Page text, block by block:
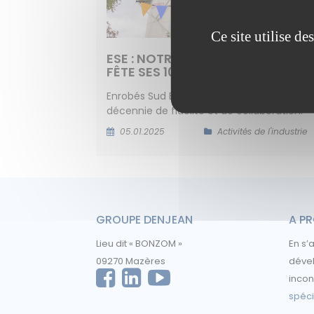
ESE : NOTRE ACTIVITÉ D’ENROBÉS
FÊTE SES 10 ANS !
Enrobés Sud Environnement (ESE) : une
décennie de fidélité et de collaboration.
05.01.2025 Activités de l'industrie
GROUPE DENJEAN
Lieu dit « BONZOM »
09270 Mazères
A
En
Ce site utilise